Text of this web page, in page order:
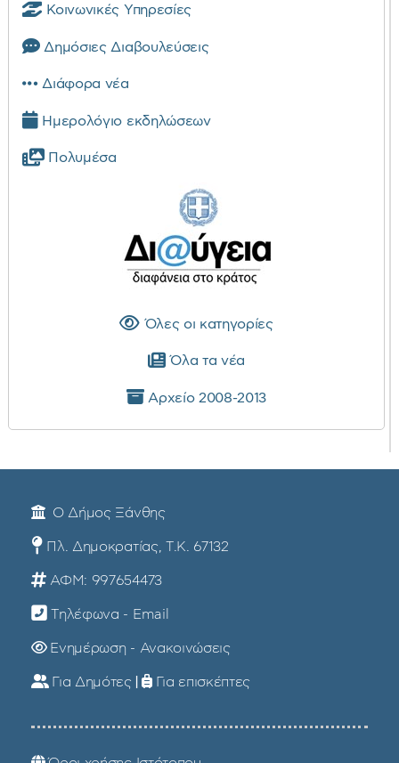
Κοινωνικές Υπηρεσίες
Δημόσιες Διαβουλεύσεις
Διάφορα νέα
Ημερολόγιο εκδηλώσεων
Πολυμέσα
Όλες οι κατηγορίες
Όλα τα νέα
Αρχείο 2008-2013
Ο Δήμος Ξάνθης
Πλ. Δημοκρατίας, Τ.Κ. 67132
ΑΦΜ: 997654473
Τηλέφωνα - Email
Ενημέρωση - Ανακοινώσεις
Για Δημότες | Για επισκέπτες